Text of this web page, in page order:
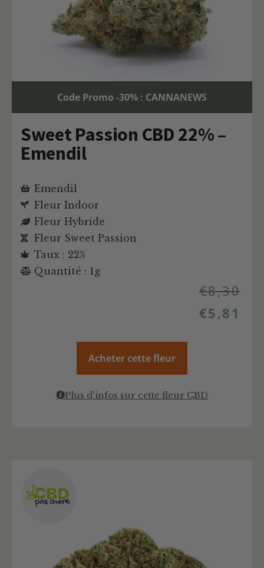
Code Promo -30% : CANNANEWS
Sweet Passion CBD 22% –
Emendil
Emendil
Fleur Indoor
Fleur Hybride
Fleur Sweet Passion
Taux : 22%
Quantité : 1g
€8,30
€5,81
Acheter cette fleur
Plus d'infos sur cette fleur CBD